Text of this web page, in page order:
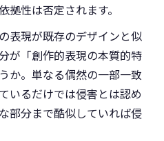
拠性は否定されます。
表現が既存のデザインと似
が「創作的表現の本質的特
か。単なる偶然の一部一致
いるだけでは侵害とは認め
部分まで酷似していれば侵